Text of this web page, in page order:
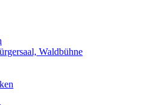
Waldbühne